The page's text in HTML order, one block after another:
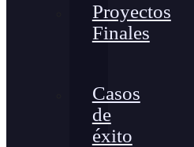
Proyectos
Finales
Casos
de
éxito